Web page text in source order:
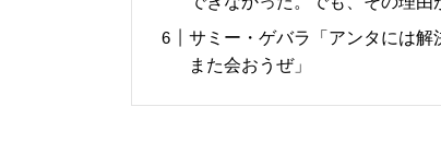
サミー・ゲバラ「アンタには
また会おうぜ」